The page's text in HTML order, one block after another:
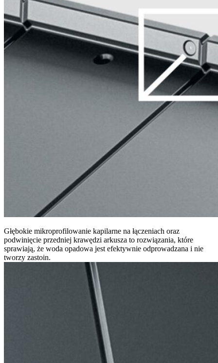
Głębokie mikroprofilowanie kapilarne na łączeniach oraz
podwinięcie przedniej krawędzi arkusza to rozwiązania, które
sprawiają, że woda opadowa jest efektywnie odprowadzana i nie
tworzy zastoin.